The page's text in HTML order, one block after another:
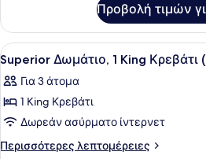
Μονά
Κρεβάτια
(Skyline
View)
Δωμάτιο,
Μονά
Κρεβάτια
(Skyline
View)
Προβολή τιμών
Προβολή
όλων
των
φωτογραφιών
για
Superior
Ένα
3
Superior Δωμάτιο, 1 King Κρεβάτι
Για 3 άτομα
1 King Κρεβάτι
Δωρεάν ασύρματο ίντερνετ
Περισσότερες λεπτομέρειες
Περισσότερες